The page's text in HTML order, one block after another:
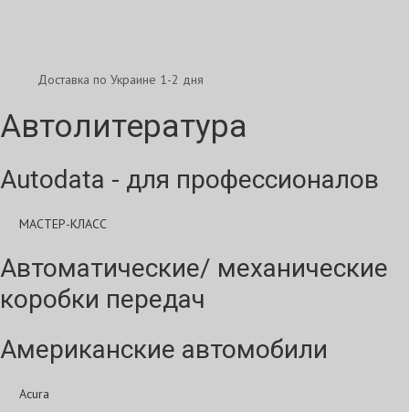
Доставка по Украине 1-2 дня
Автолитература
Autodata - для профессионалов
МАСТЕР-КЛАСС
Автоматические/ механические
коробки передач
Американские автомобили
Acura